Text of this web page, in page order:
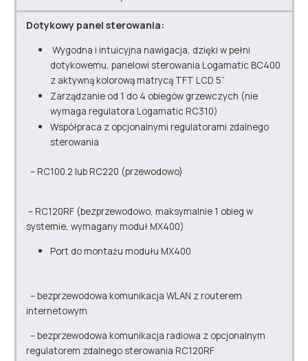
Dotykowy panel sterowania:
Wygodna i intuicyjna nawigacja, dzięki w pełni
dotykowemu, panelowi sterowania Logamatic BC400
z aktywną kolorową matrycą TFT LCD 5”
Zarządzanie od 1 do 4 obiegów grzewczych (nie
wymaga regulatora Logamatic RC310)
Współpraca z opcjonalnymi regulatorami zdalnego
sterowania
– RC100.2 lub RC220 (przewodowo)
– RC120RF (bezprzewodowo, maksymalnie 1 obieg w
systemie, wymagany moduł MX400)
Port do montażu modułu MX400
– bezprzewodowa komunikacja WLAN z routerem
internetowym
– bezprzewodowa komunikacja radiowa z opcjonalnym
regulatorem zdalnego sterowania RC120RF